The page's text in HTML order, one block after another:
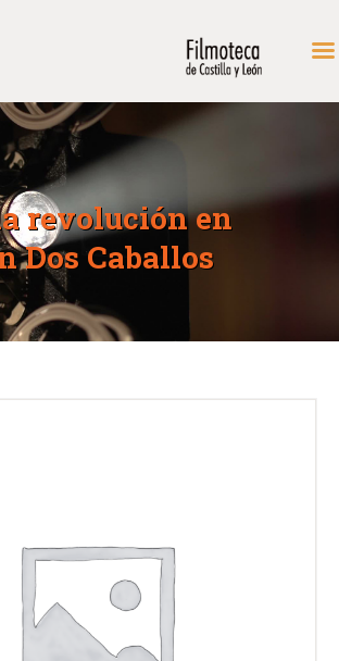
revolución en
Dos Caballos
DE CONSULTA
EN CASTILLA Y